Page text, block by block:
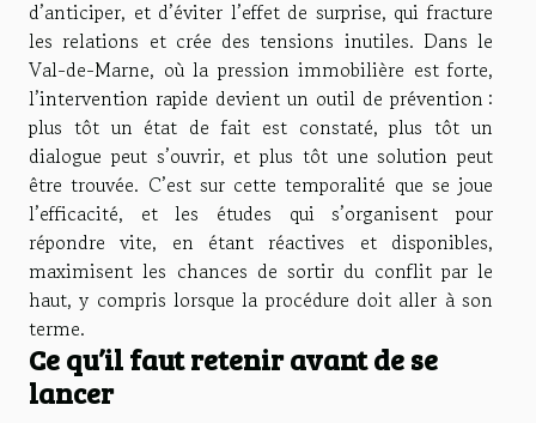
d’anticiper, et d’éviter l’effet de surprise, qui fracture
les relations et crée des tensions inutiles. Dans le
Val-de-Marne, où la pression immobilière est forte,
l’intervention rapide devient un outil de prévention :
plus tôt un état de fait est constaté, plus tôt un
dialogue peut s’ouvrir, et plus tôt une solution peut
être trouvée. C’est sur cette temporalité que se joue
l’efficacité, et les études qui s’organisent pour
répondre vite, en étant réactives et disponibles,
maximisent les chances de sortir du conflit par le
haut, y compris lorsque la procédure doit aller à son
terme.
Ce qu’il faut retenir avant de se
lancer